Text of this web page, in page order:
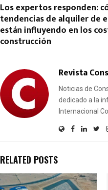
Los expertos responden:
tendencias de alquiler de
están influyendo en los
construcción
Revista
Noticias de
dedicado a la
Internacional
RELATED POSTS